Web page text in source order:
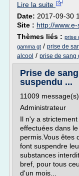
Lire la suite
Date: 2017-09-30
Site : http://
Thèmes liés : prise
gamma gt / prise de
alcool / prise de sang
Prise de
suspendu ...
11009
Administrateur
Il n'y a
effectuées dans
permis.Vous êtes
font suspendre
substances
bref, pour tous
d'un mois...